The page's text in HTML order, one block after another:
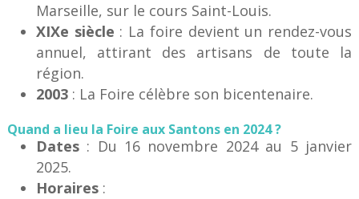
Marseille, sur le cours Saint-Louis.
XIXe siècle : La foire devient un rendez-vous
annuel, attirant des artisans de toute la
région.
2003: La Foire célèbre son bicentenaire.
Quand a lieu la Foire aux Santons en 2024 ?
Dates: Du 16 novembre 2024 au 5 janvier
2025.
Horaires: